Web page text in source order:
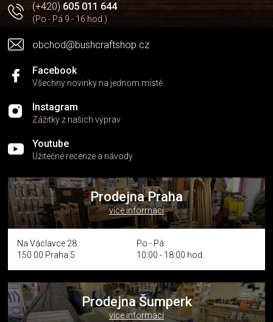
k
y
ý
s
(+420)605 011 644
(Po - Pá 9 - 16 hod.)
obchod@bushcraftshop.cz
Facebook
Všechny novinky na jednom místě
Instagram
Zážitky z našich výprav
Youtube
Užitečné recenze a návody
Prodejna Praha
více informací
Na Václavce 28
150 00 Praha 5
Po - Pá:
10:00 - 18:00 hod.
Prodejna Šumperk
více informací